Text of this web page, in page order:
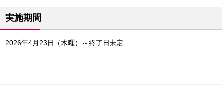
実施期間
2026年4月23日（木曜）～終了日未定